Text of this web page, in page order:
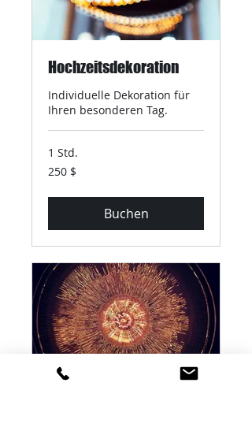
Hochzeitsdekoration
Individuelle Dekoration für
Ihren besonderen Tag.
1 Std.
250
US-
250 $
Buchen